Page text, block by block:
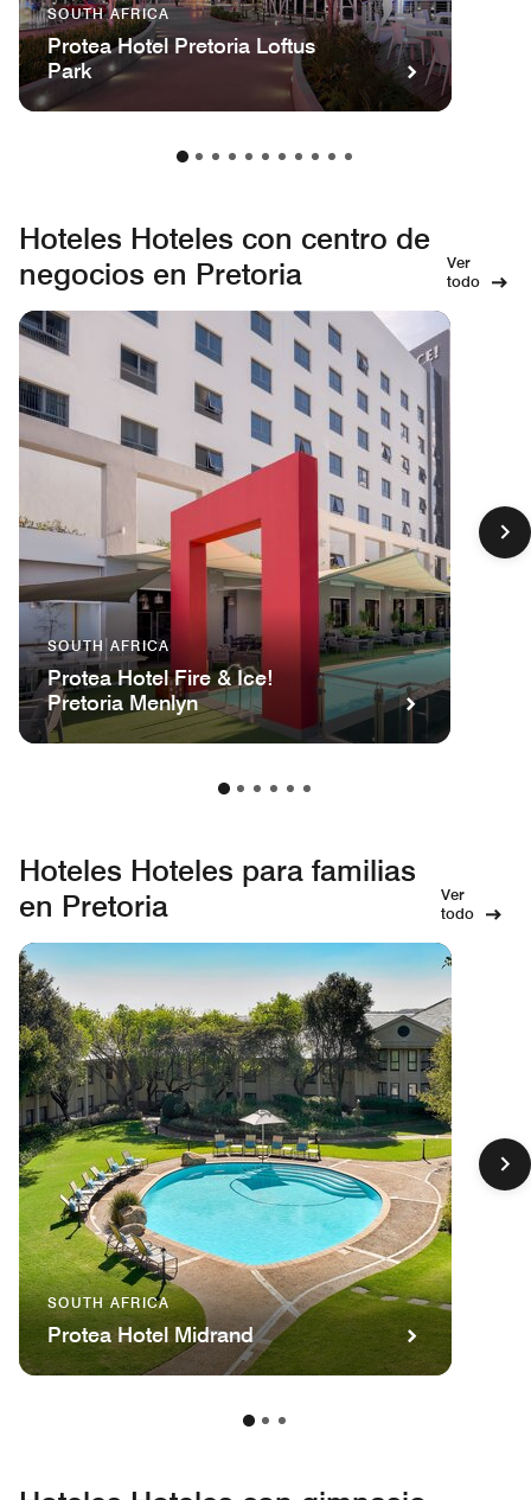
SOUTH AFRICA
Protea Hotel Pretoria Loftus
Park
Hoteles Hoteles con centro de
negocios en Pretoria
Ver
todo
SOUTH AFRICA
Protea Hotel Fire & Ice!
Pretoria Menlyn
Hoteles Hoteles para familias
en Pretoria
Ver
todo
SOUTH AFRICA
Protea Hotel Midrand